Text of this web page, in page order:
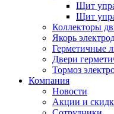
Щит
Щит
Коллекторы
Якорь
Герметичные
Двери
Тормоз
Компания
Новости
Акции и